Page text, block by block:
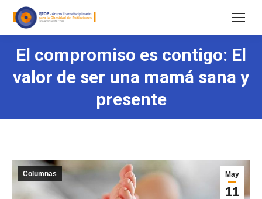
El compromiso es contigo: El
valor de ser una mamá sana y
presente
May
11
Columnas